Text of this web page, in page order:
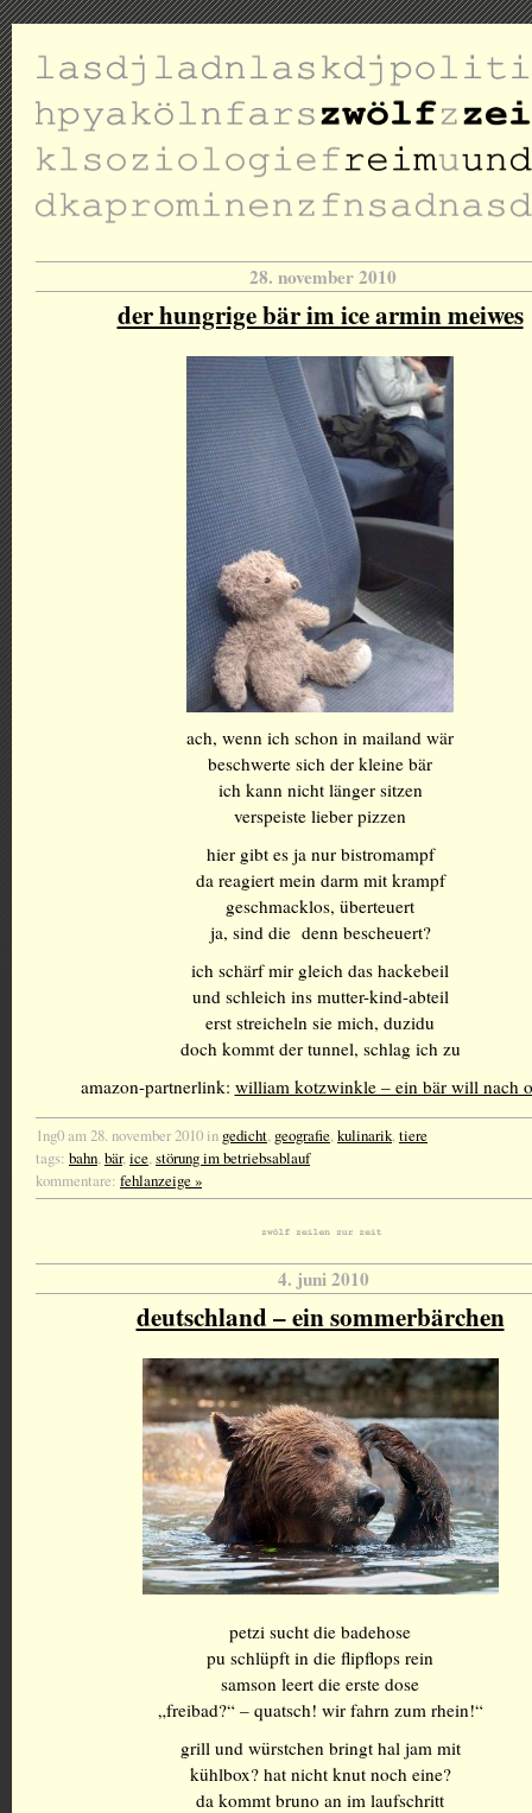
28. november 2010
der hungrige bär im ice armin meiwes
ach, wenn ich schon in mailand wär
beschwerte sich der kleine bär
ich kann nicht länger sitzen
verspeiste lieber pizzen
hier gibt es ja nur bistromampf
da reagiert mein darm mit krampf
geschmacklos, überteuert
ja, sind die denn bescheuert?
ich schärf mir gleich das hackebeil
und schleich ins mutter-kind-abteil
erst streicheln sie mich, duzidu
doch kommt der tunnel, schlag ich zu
amazon-partnerlink: william kotzwinkle – ein bär will nach
1ng0 am 28. november 2010 in gedicht, geografie,kulinarik,tiere
tags: bahn,bär,ice,störung im betriebsablauf
kommentare: fehlanzeige »
4. juni 2010
deutschland – ein sommerbärchen
petzi sucht die badehose
pu schlüpft in die flipflops rein
samson leert die erste dose
„freibad?“ – quatsch! wir fahrn zum rhein!“
grill und würstchen bringt hal jam mit
kühlbox? hat nicht knut noch eine?
da kommt bruno an im laufschritt